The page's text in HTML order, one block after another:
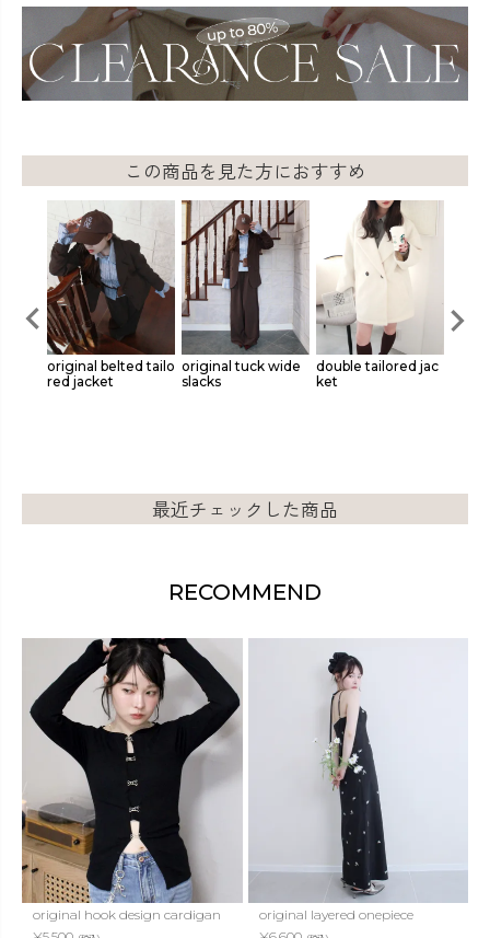
この商品を見た方におすすめ
original belted tailo
red jacket
original tuck wide
slacks
double tailored jac
ket
最近チェックした商品
RECOMMEND
original hook design cardigan
original layered onepiece